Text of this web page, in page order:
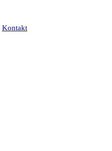
Kontakt